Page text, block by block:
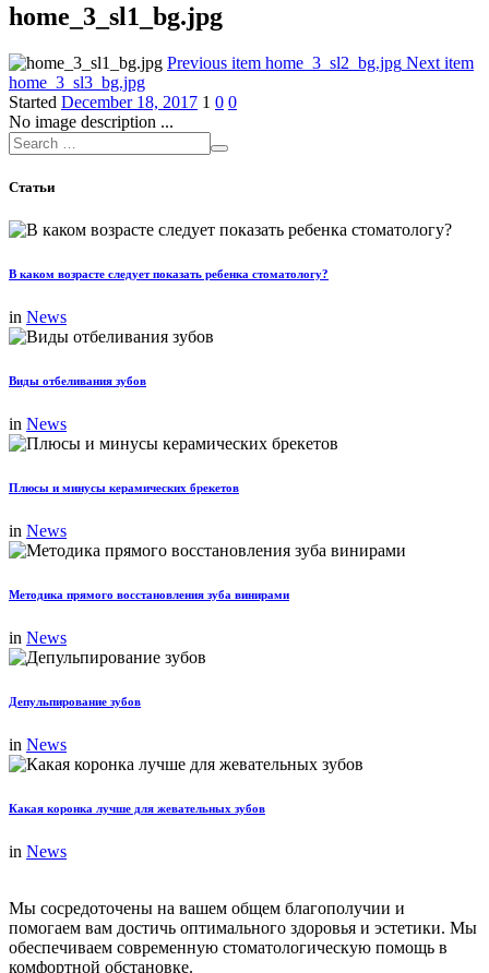
home_3_sl1_bg.jpg
Previous item home_3_sl2_bg.jpg Next item
home_3_sl3_bg.jpg
Started December 18, 2017 1 0 0
No image description ...
Статьи
В каком возрасте следует показать ребенка стоматологу?
in News
Виды отбеливания зубов
in News
Плюсы и минусы керамических брекетов
in News
Методика прямого восстановления зуба винирами
in News
Депульпирование зубов
in News
Какая коронка лучше для жевательных зубов
in News
Мы сосредоточены на вашем общем благополучии и
помогаем вам достичь оптимального здоровья и эстетики. Мы
обеспечиваем современную стоматологическую помощь в
комфортной обстановке.